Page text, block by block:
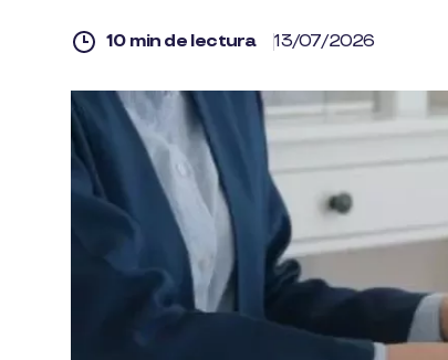
10 min de lectura 13/07/2026